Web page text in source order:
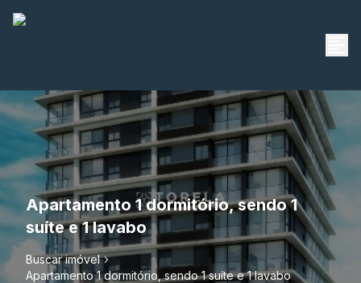
Apartamento 1 dormitório, sendo 1
suíte e 1 lavabo
Buscar imóvel
Apartamento 1 dormitório, sendo 1 suíte e 1 lavabo